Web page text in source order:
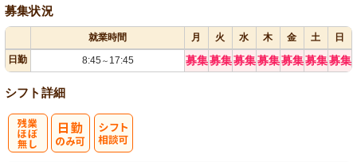
募集状況
就業時間 月 火 水 木 金 土
日
日勤
8:45 ～ 17:45 募集募集募集募集募集募集募集
シフト詳細